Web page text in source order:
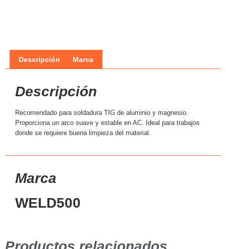
Descripción Marca
Descripción
Recomendado para soldadura TIG de aluminio y magnesio.
Proporciona un arco suave y estable en AC. Ideal para trabajos
donde se requiere buena limpieza del material.
Marca
WELD500